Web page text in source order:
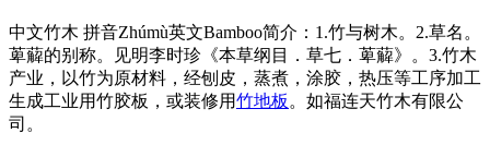
中文竹木 拼音Zhúmù英文Bamboo简介：1.竹与树木。2.草名。
萆薢的别称。见明李时珍《本草纲目．草七．萆薢》。3.竹木
产业，以竹为原材料，经刨皮，蒸煮，涂胶，热压等工序加工
生成工业用竹胶板，或装修用竹地板 。如福连天竹木有限公
司。